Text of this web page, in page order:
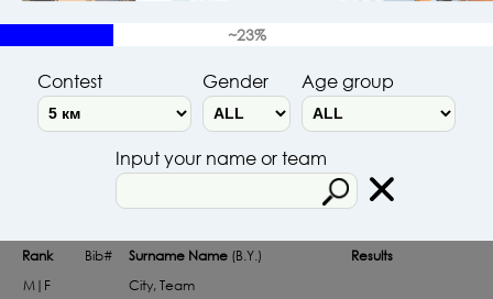
~23%
Contest Gender Age group
Input your name or team
Rank Bib# Surname Name(B.Y.)
City, Team
Results
M|F